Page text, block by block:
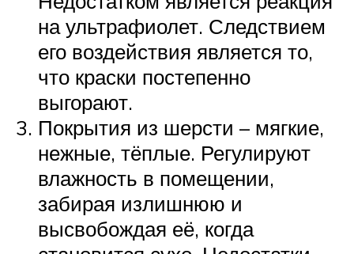
на ультрафиолет. Следствием
его воздействия является то,
что краски постепенно
выгорают.
Покрытия из шерсти – мягкие,
нежные, тёплые. Регулируют
влажность в помещении,
забирая излишнюю и
высвобождая её, когда